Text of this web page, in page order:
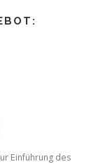
Einführung des